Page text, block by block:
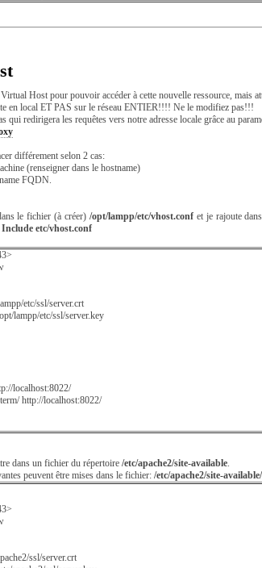
Host pour pouvoir accéder à cette nouvelle ressource, mais
en local ET PAS sur le réseau ENTIER!!!! Ne le modifiez pas!!!
qui redirigera les requêtes vers notre adresse locale grâce au
différement selon 2 cas:
(renseigner dans le hostname)
FQDN.
le fichier (à créer) /opt/lampp/etc/vhost.conf et je rajoute
Include etc/vhost.conf
etc/ssl/server.crt
lampp/etc/ssl/server.key
localhost:8022/
http://localhost:8022/
dans un fichier du répertoire /etc/apache2/site-available.
peuvent être mises dans le fichier: /etc/apache2/site-
ssl/server.crt